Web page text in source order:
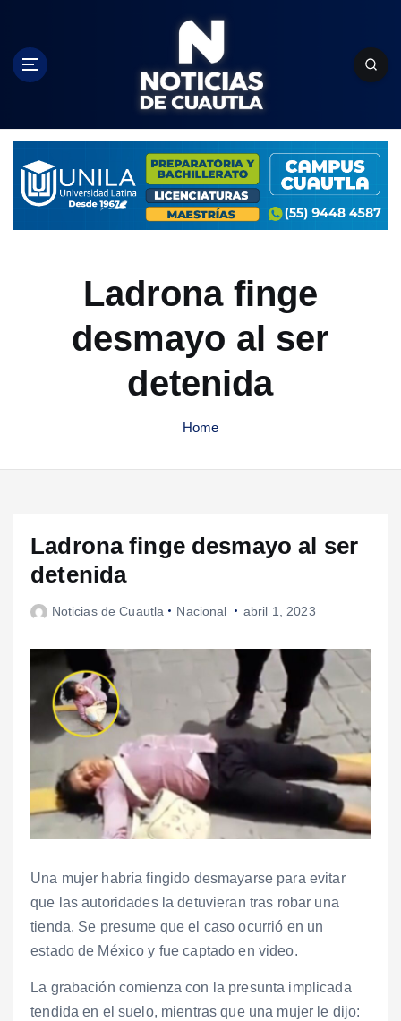
c
Ladrona finge
desmayo al ser
detenida
Home
Ladrona finge desmayo al ser
detenida
Noticias de Cuautla Nacional abril 1, 2023
Una mujer habría fingido desmayarse para evitar
que las autoridades la detuvieran tras robar una
tienda. Se presume que el caso ocurrió en un
estado de México y fue captado en video.
La grabación comienza con la presunta implicada
tendida en el suelo, mientras que una mujer le dijo: